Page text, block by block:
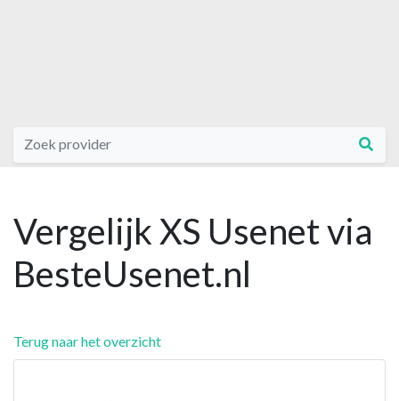
Vergelijk XS Usenet via
BesteUsenet.nl
Terug naar het overzicht